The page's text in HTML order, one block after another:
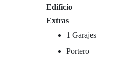
Edificio
Extras
1 Garajes
Portero